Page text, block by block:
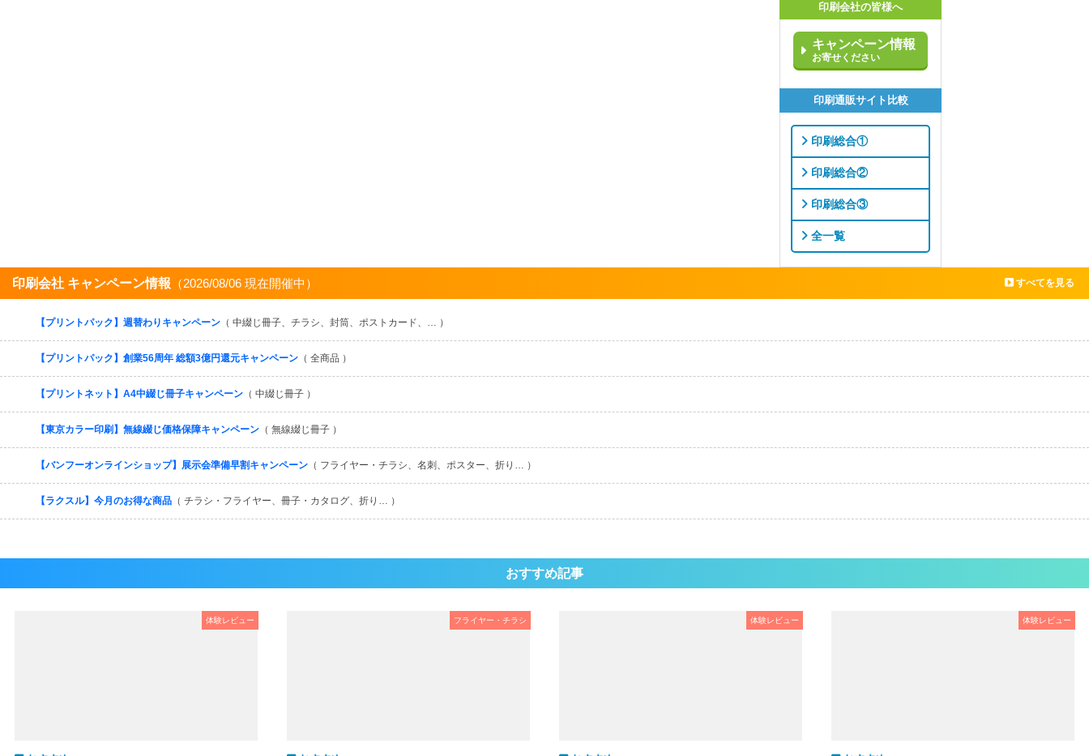
印刷会社の皆様へ
キャンペーン情報
お寄せください
印刷通販サイト比較
印刷総合①
印刷総合②
印刷総合③
全一覧
印刷会社 キャンペーン情報 （2026/08/06 現在開催中） すべてを見る
【プリントパック】週替わりキャンペーン （ 中綴じ冊子、チラシ、封筒、ポストカード、… ）
【プリントパック】創業56周年 総額3億円還元キャンペーン （ 全商品 ）
【プリントネット】A4中綴じ冊子キャンペーン （ 中綴じ冊子 ）
【東京カラー印刷】無線綴じ価格保障キャンペーン （ 無線綴じ冊子 ）
【バンフーオンラインショップ】展示会準備早割キャンペーン （ フライヤー・チラシ、名刺、ポスター、折り… ）
【ラクスル】今月のお得な商品 （ チラシ・フライヤー、冊子・カタログ、折り… ）
おすすめ記事
体験レビュー フライヤー・チラシ 体験レビュー 体験レビュー